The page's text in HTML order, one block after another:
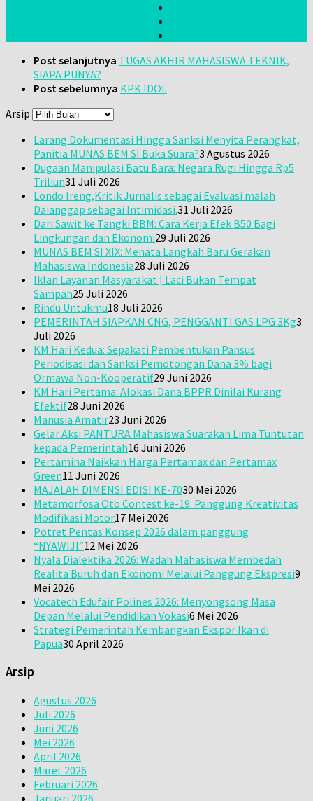
Post selanjutnya TUGAS AKHIR MAHASISWA TEKNIK,
SIAPA PUNYA?
Post sebelumnya KPK IDOL
Arsip
Larang Dokumentasi Hingga Sanksi Menyita Perangkat,
Panitia MUNAS BEM SI Buka Suara?3 Agustus 2026
Dugaan Manipulasi Batu Bara: Negara Rugi Hingga Rp5
Triliun31 Juli 2026
Londo Ireng,Kritik Jurnalis sebagai Evaluasi malah
Daianggap sebagai Intimidasi.31 Juli 2026
Dari Sawit ke Tangki BBM: Cara Kerja Efek B50 Bagi
Lingkungan dan Ekonomi29 Juli 2026
MUNAS BEM SI XIX: Menata Langkah Baru Gerakan
Mahasiswa Indonesia28 Juli 2026
Iklan Layanan Masyarakat | Laci Bukan Tempat
Sampah25 Juli 2026
Rindu Untukmu18 Juli 2026
PEMERINTAH SIAPKAN CNG, PENGGANTI GAS LPG 3Kg3
Juli 2026
KM Hari Kedua: Sepakati Pembentukan Pansus
Periodisasi dan Sanksi Pemotongan Dana 3% bagi
Ormawa Non-Kooperatif29 Juni 2026
KM Hari Pertama: Alokasi Dana BPPR Dinilai Kurang
Efektif28 Juni 2026
Manusia Amatir23 Juni 2026
Gelar Aksi PANTURA Mahasiswa Suarakan Lima Tuntutan
kepada Pemerintah16 Juni 2026
Pertamina Naikkan Harga Pertamax dan Pertamax
Green11 Juni 2026
MAJALAH DIMENSI EDISI KE-7030 Mei 2026
Metamorfosa Oto Contest ke-19: Panggung Kreativitas
Modifikasi Motor17 Mei 2026
Potret Pentas Konsep 2026 dalam panggung
“NYAWIJI”12 Mei 2026
Nyala Dialektika 2026: Wadah Mahasiswa Membedah
Realita Buruh dan Ekonomi Melalui Panggung Ekspresi9
Mei 2026
Vocatech Edufair Polines 2026: Menyongsong Masa
Depan Melalui Pendidikan Vokasi6 Mei 2026
Strategi Pemerintah Kembangkan Ekspor Ikan di
Papua30 April 2026
Arsip
Agustus 2026
Juli 2026
Juni 2026
Mei 2026
April 2026
Maret 2026
Februari 2026
Januari 2026